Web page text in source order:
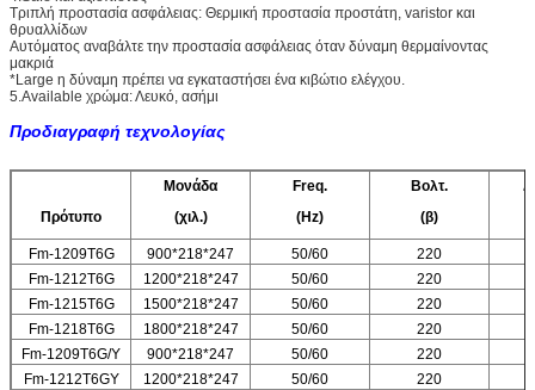
Τριπλή προστασία ασφάλειας: Θερμική προστασία προστάτη, varistor και
θρυαλλίδων
Αυτόματος αναβάλτε την προστασία ασφάλειας όταν δύναμη θερμαίνοντας
μακριά
*Large η δύναμη πρέπει να εγκαταστήσει ένα κιβώτιο ελέγχου.
5.Available χρώμα: Λευκό, ασήμι
Προδιαγραφή τεχνολογίας
Πρότυπο
Μονάδα
(χιλ.)
Freq.
(Hz)
Βολτ.
(β)
Fm-1209T6G 900*218*247 50/60
220
Fm-1212T6G
1200*218*247 50/60
220
Fm-1215T6G
1500*218*247 50/60
220
Fm-1218T6G
1800*218*247 50/60
220
Fm-1209T6G/Y
900*218*247 50/60
220
Fm-1212T6GY
1200*218*247 50/60
220